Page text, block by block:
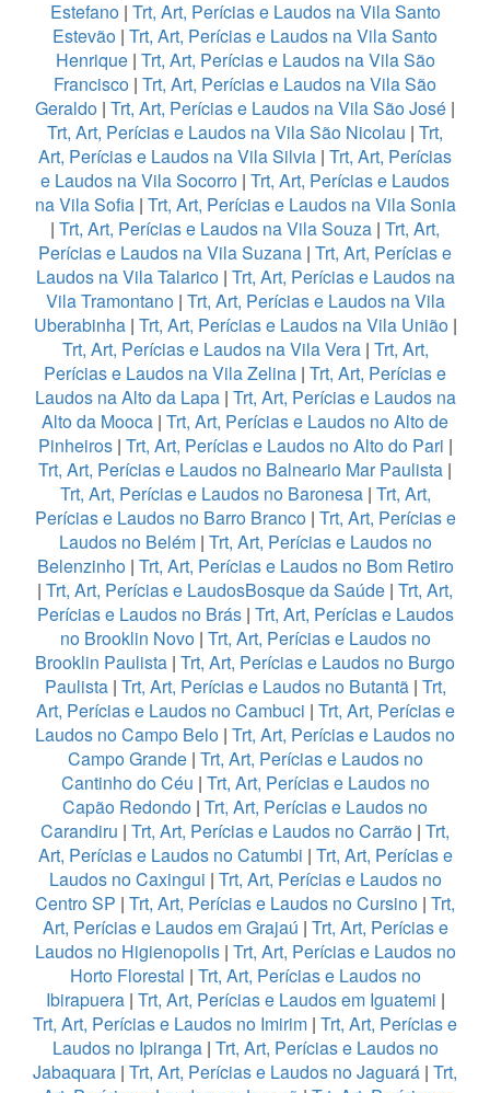
Estefano| Trt, Art, Perícias e Laudos na Vila Santo
Estevão | Trt, Art, Perícias e Laudos na Vila Santo
Henrique| Trt, Art, Perícias e Laudos na Vila São
Francisco | Trt, Art, Perícias e Laudos na Vila São
Geraldo | Trt, Art, Perícias e Laudos na Vila São José |
Trt, Art, Perícias e Laudos na Vila São Nicolau | Trt,
Art, Perícias e Laudos na Vila Silvia | Trt, Art, Perícias
e Laudos na Vila Socorro | Trt, Art, Perícias e Laudos
na Vila Sofia| Trt, Art, Perícias e Laudos na Vila Sonia
| Trt, Art, Perícias e Laudos na Vila Souza | Trt, Art,
Perícias e Laudos na Vila Suzana | Trt, Art, Perícias e
Laudos na Vila Talarico| Trt, Art, Perícias e Laudos na
Vila Tramontano| Trt, Art, Perícias e Laudos na Vila
Uberabinha| Trt, Art, Perícias e Laudos na Vila União|
Trt, Art, Perícias e Laudos na Vila Vera| Trt, Art,
Perícias e Laudos na Vila Zelina | Trt, Art, Perícias e
Laudos na Alto da Lapa| Trt, Art, Perícias e Laudos na
Alto da Mooca | Trt, Art, Perícias e Laudos no Alto de
Pinheiros| Trt, Art, Perícias e Laudos no Alto do Pari |
Trt, Art, Perícias e Laudos no Balneario Mar Paulista |
Trt, Art, Perícias e Laudos no Baronesa| Trt, Art,
Perícias e Laudos no Barro Branco| Trt, Art, Perícias e
Laudos no Belém| Trt, Art, Perícias e Laudos no
Belenzinho| Trt, Art, Perícias e Laudos no Bom Retiro
| Trt, Art, Perícias e LaudosBosque da Saúde | Trt, Art,
Perícias e Laudos no Brás| Trt, Art, Perícias e Laudos
no Brooklin Novo| Trt, Art, Perícias e Laudos no
Brooklin Paulista | Trt, Art, Perícias e Laudos no Burgo
Paulista| Trt, Art, Perícias e Laudos no Butantã| Trt,
Art, Perícias e Laudos no Cambuci | Trt, Art, Perícias e
Laudos no Campo Belo | Trt, Art, Perícias e Laudos no
Campo Grande| Trt, Art, Perícias e Laudos no
Cantinho do Céu | Trt, Art, Perícias e Laudos no
Capão Redondo | Trt, Art, Perícias e Laudos no
Carandiru | Trt, Art, Perícias e Laudos no Carrão | Trt,
Art, Perícias e Laudos no Catumbi | Trt, Art, Perícias e
Laudos no Caxingui | Trt, Art, Perícias e Laudos no
Centro SP | Trt, Art, Perícias e Laudos no Cursino | Trt,
Art, Perícias e Laudos em Grajaú | Trt, Art, Perícias e
Laudos no Higienopolis| Trt, Art, Perícias e Laudos no
Horto Florestal | Trt, Art, Perícias e Laudos no
Ibirapuera| Trt, Art, Perícias e Laudos em Iguatemi |
Trt, Art, Perícias e Laudos no Imirim | Trt, Art, Perícias e
Laudos no Ipiranga| Trt, Art, Perícias e Laudos no
Jabaquara | Trt, Art, Perícias e Laudos no Jaguará | Trt,